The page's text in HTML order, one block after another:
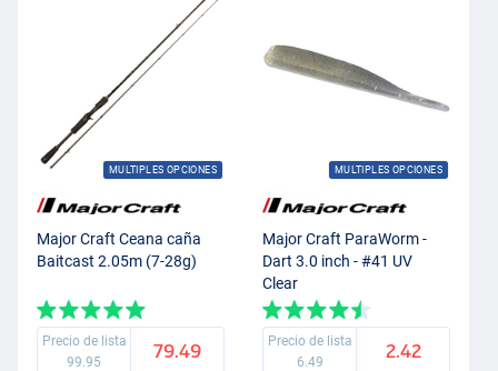
MULTIPLES OPCIONES
Major Craft Ceana caña
Baitcast 2.05m (7-28g)
Precio de lista
99.95
79.49
MULTIPLES OPCIONES
Major Craft ParaWorm -
Dart 3.0 inch - #41 UV
Clear
Precio de lista
6.49
2.42